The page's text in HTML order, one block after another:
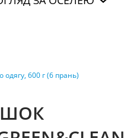
600 г (6 прань)